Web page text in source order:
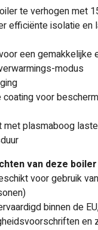
te verhogen met
efficiënte isolatie en
een gemakkelijke
modus
voor
met plasmaboog
van deze boiler
voor gebruik
binnen de
en